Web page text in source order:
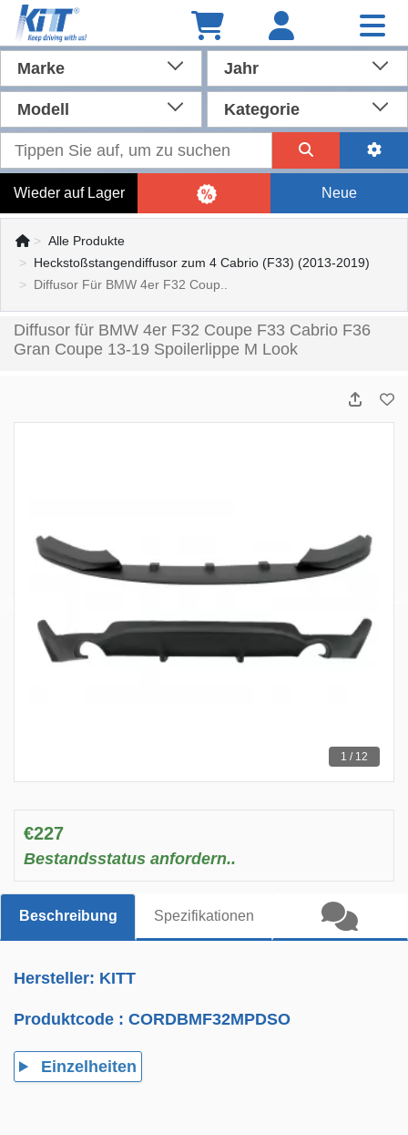
Marke Jahr
Modell Kategorie
Wieder auf Lager Neue
Alle Produkte
Heckstoßstangendiffusor zum 4 Cabrio (F33) (2013-2019)
Diffusor Für BMW 4er F32 Coup..
Diffusor für BMW 4er F32 Coupe F33 Cabrio F36
Gran Coupe 13-19 Spoilerlippe M Look
1 / 12
€227
Bestandsstatus anfordern..
Beschreibung Spezifikationen
Hersteller: KITT
Produktcode :CORDBMF32MPDSO
Einzelheiten